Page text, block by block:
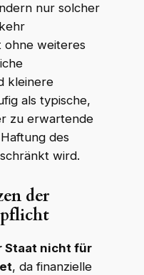
nur solcher
ohne weiteres
kleinere
als typische,
zu erwartende
des
wird.
der
Staat nicht für
, da finanzielle